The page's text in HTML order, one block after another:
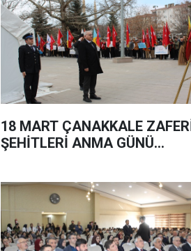
18 MART ÇANAKKALE
ŞEHİTLERİ ANMA GÜNÜ...